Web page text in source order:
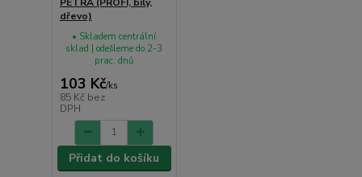
dřevo)
103 Kč/ks
85 Kč bez
DPH
• Skladem centrální
sklad | odešleme do 2-3
prac. dnů
Přidat do košíku